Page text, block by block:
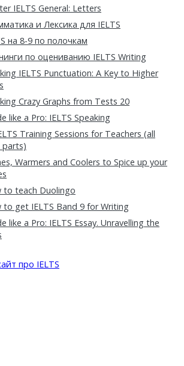
IELTS General: Letters
и Лексика для IELTS
на 8-9 по полочкам
по оцениванию IELTS Writing
IELTS Punctuation: A Key to Higher
Crazy Graphs from Tests 20
like a Pro: IELTS Speaking
Training Sessions for Teachers (all
parts)
Warmers and Coolers to Spice up your
to teach Duolingo
to get IELTS Band 9 for Writing
like a Pro: IELTS Essay. Unravelling the
про IELTS